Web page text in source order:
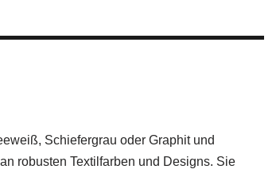
Schiefergrau oder Graphit und
robusten Textilfarben und Designs. Sie